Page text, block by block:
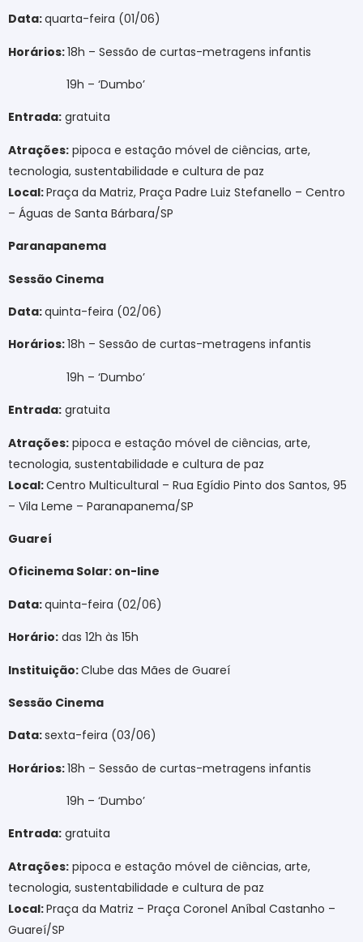
Data:quarta-feira (01/06)
Horários:18h – Sessão de curtas-metragens infantis
19h – ‘Dumbo’
Entrada: gratuita
Atrações: pipoca e estação móvel de ciências, arte,
tecnologia, sustentabilidade e cultura de paz
Local:Praça da Matriz, Praça Padre Luiz Stefanello – Centro
– Águas de Santa Bárbara/SP
Paranapanema
Sessão Cinema
Data:quinta-feira (02/06)
Horários:18h – Sessão de curtas-metragens infantis
19h – ‘Dumbo’
Entrada: gratuita
Atrações: pipoca e estação móvel de ciências, arte,
tecnologia, sustentabilidade e cultura de paz
Local:Centro Multicultural – Rua Egídio Pinto dos Santos, 95
– Vila Leme – Paranapanema/SP
Guareí
Oficinema Solar: on-line
Data:quinta-feira (02/06)
Horário: das 12h às 15h
Instituição:Clube das Mães de Guareí
Sessão Cinema
Data:sexta-feira (03/06)
Horários:18h – Sessão de curtas-metragens infantis
19h – ‘Dumbo’
Entrada: gratuita
Atrações: pipoca e estação móvel de ciências, arte,
tecnologia, sustentabilidade e cultura de paz
Local:Praça da Matriz – Praça Coronel Aníbal Castanho –
Guareí/SP